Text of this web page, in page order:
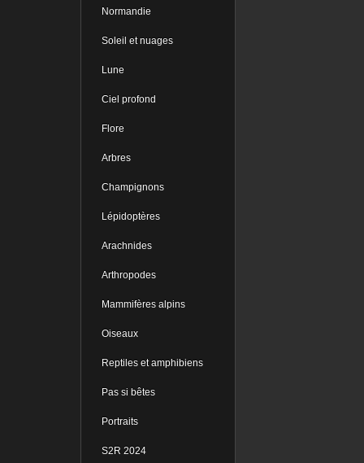
Normandie
Soleil et nuages
Lune
Ciel profond
Flore
Arbres
Champignons
Lépidoptères
Arachnides
Arthropodes
Mammifères alpins
Oiseaux
Reptiles et amphibiens
Pas si bêtes
Portraits
S2R 2024